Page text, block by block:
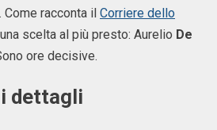
racconta il Corriere dello
scelta al più presto: Aurelio De
ore decisive.
dettagli